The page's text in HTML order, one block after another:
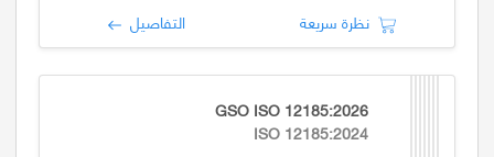
نظرة سريعة التفاصيل
GSO ISO 12185:2026
ISO 12185:2024